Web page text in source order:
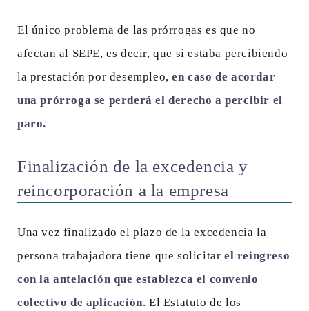
El único problema de las prórrogas es que no
afectan al SEPE, es decir, que si estaba percibiendo
la prestación por desempleo,en caso de acordar
una prórroga se perderá el derecho a percibir el
paro.
Finalización de la excedencia y
reincorporación a la empresa
Una vez finalizado el plazo de la excedencia la
persona trabajadora tiene que solicitarel reingreso
con la antelación que establezca el convenio
colectivo de aplicación. El Estatuto de los